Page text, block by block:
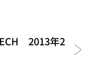
2013年2